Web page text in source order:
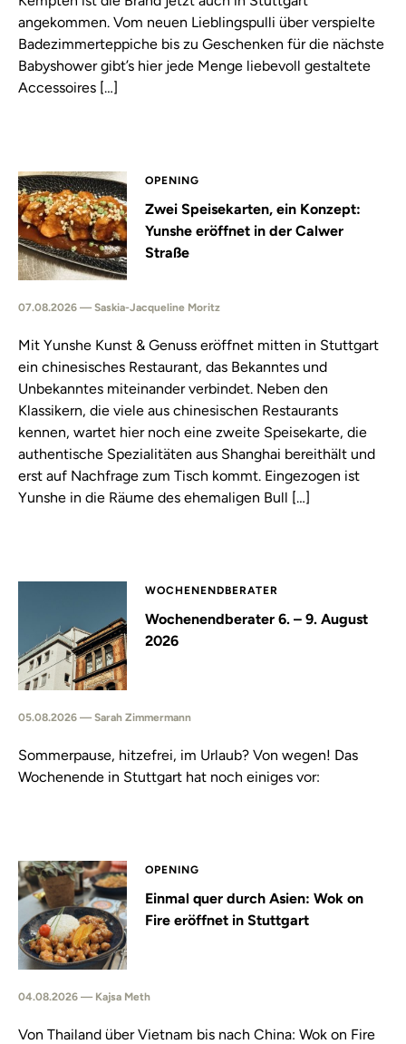
angekommen. Vom neuen Lieblingspulli über verspielte
Badezimmerteppiche bis zu Geschenken für die nächste
Babyshower gibt’s hier jede Menge liebevoll gestaltete
Accessoires […]
OPENING
Zwei Speisekarten, ein Konzept:
Yunshe eröffnet in der Calwer
Straße
07.08.2026 — Saskia-Jacqueline Moritz
Mit Yunshe Kunst & Genuss eröffnet mitten in Stuttgart
ein chinesisches Restaurant, das Bekanntes und
Unbekanntes miteinander verbindet. Neben den
Klassikern, die viele aus chinesischen Restaurants
kennen, wartet hier noch eine zweite Speisekarte, die
authentische Spezialitäten aus Shanghai bereithält und
erst auf Nachfrage zum Tisch kommt. Eingezogen ist
Yunshe in die Räume des ehemaligen Bull […]
WOCHENENDBERATER
Wochenendberater 6. – 9. August
2026
05.08.2026 — Sarah Zimmermann
Sommerpause, hitzefrei, im Urlaub? Von wegen! Das
Wochenende in Stuttgart hat noch einiges vor:
OPENING
Einmal quer durch Asien: Wok on
Fire eröffnet in Stuttgart
04.08.2026 — Kajsa Meth
Von Thailand über Vietnam bis nach China: Wok on Fire